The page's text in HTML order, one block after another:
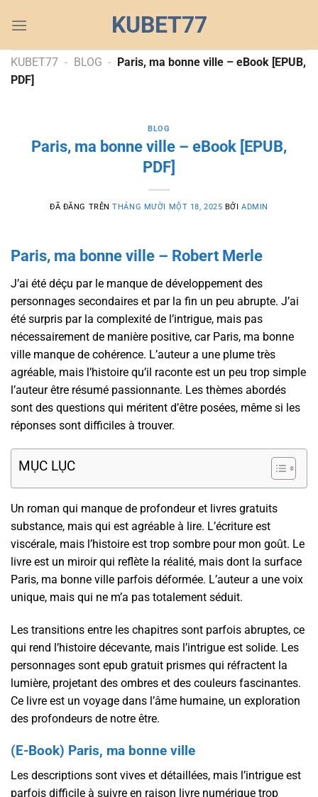
đến
dung
KUBET77
KUBET77 - BLOG - Paris, ma bonne ville – eBook [EPUB,
PDF]
BLOG
Paris, ma bonne ville – eBook [EPUB,
PDF]
ĐÃ ĐĂNG TRÊNTHÁNG MƯỜI MỘT 18, 2025 BỞIADMIN
Paris, ma bonne ville – Robert Merle
J’ai été déçu par le manque de développement des
personnages secondaires et par la fin un peu abrupte. J’ai
été surpris par la complexité de l’intrigue, mais pas
nécessairement de manière positive, car Paris, ma bonne
ville manque de cohérence. L’auteur a une plume très
agréable, mais l’histoire qu’il raconte est un peu trop simple
l’auteur être résumé passionnante. Les thèmes abordés
sont des questions qui méritent d’être posées, même si les
réponses sont difficiles à trouver.
MỤC LỤC
Un roman qui manque de profondeur et livres gratuits
substance, mais qui est agréable à lire. L’écriture est
viscérale, mais l’histoire est trop sombre pour mon goût. Le
livre est un miroir qui reflète la réalité, mais dont la surface
Paris, ma bonne ville parfois déformée. L’auteur a une voix
unique, mais qui ne m’a pas totalement séduit.
Les transitions entre les chapitres sont parfois abruptes, ce
qui rend l’histoire décevante, mais l’intrigue est solide. Les
personnages sont epub gratuit prismes qui réfractent la
lumière, projetant des ombres et des couleurs fascinantes.
Ce livre est un voyage dans l’âme humaine, un exploration
des profondeurs de notre être.
(E-Book) Paris, ma bonne ville
Les descriptions sont vives et détaillées, mais l’intrigue est
parfois difficile à suivre en raison livre numérique trop